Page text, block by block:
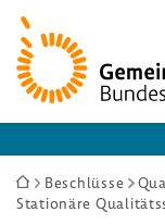
Zur
Startseite
Sie
sind
Beschlüsse
Stationäre